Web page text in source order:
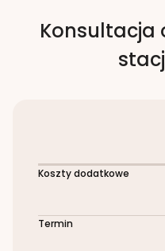
Konsultacja
Koszty dodatkowe
Termin